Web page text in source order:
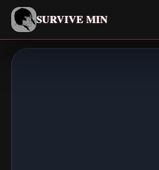
SURVIVE MIN
简体中文